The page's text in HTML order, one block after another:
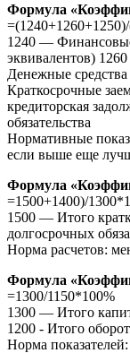
Формула
1240 —
эквивалентов)
Денежные
Краткосрочные
кредиторская
обязательства
Нормативные
если выше еще
Формула
=1500+1400)/
1500 — Итого
долгосрочных
Норма расчетов:
Формула
=1300/1150*100%
1300 — Итого
1200 - Итого
Норма